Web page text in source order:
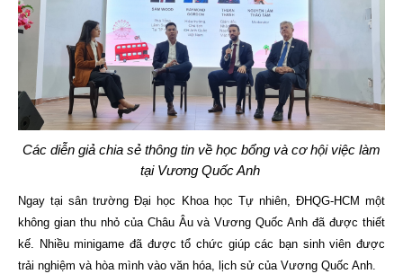
Các diễn giả chia sẻ thông tin về học bổng và cơ hội việc làm
tại Vương Quốc Anh
Ngay tại sân trường Đại học Khoa học Tự nhiên, ĐHQG-HCM một
không gian thu nhỏ của Châu Âu và Vương Quốc Anh đã được thiết
kế. Nhiều minigame đã được tổ chức giúp các bạn sinh viên được
trải nghiệm và hòa mình vào văn hóa, lịch sử của Vương Quốc Anh.